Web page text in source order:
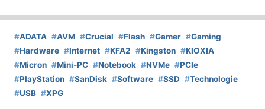
#ADATA #AVM #Crucial #Flash #Gamer #Gaming
#Hardware #Internet #KFA2 #Kingston #KIOXIA
#Micron #Mini-PC #Notebook #NVMe #PCIe
#PlayStation #SanDisk #Software #SSD #Technologie
#USB #XPG